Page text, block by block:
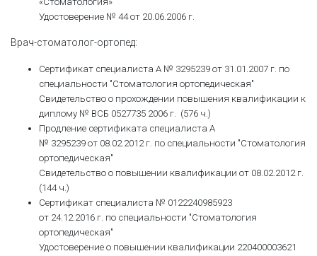
Удостоверение № 44 от 20.06.2006 г.
Врач-стоматолог-ортопед:
Сертификат специалиста А № 3295239 от 31.01.2007 г. по
специальности "Стоматология ортопедическая"
Свидетельство о прохождении повышения квалификации к
диплому № ВСБ 0527735 2006 г. (576 ч.)
Продление сертификата специалиста А
№ 3295239 от 08.02.2012 г. по специальности "Стоматология
ортопедическая"
Свидетельство о повышении квалификации от 08.02.2012 г.
(144 ч.)
Сертификат специалиста № 0122240985923
от 24.12.2016 г. по специальности "Стоматология
ортопедическая"
Удостоверение о повышении квалификации 220400003621